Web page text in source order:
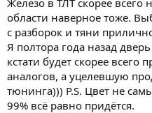
области наверное тоже.
с разборок и тяни
Я полтора года назад
кстати будет скорее
аналогов, а уцелевшую
тюнинга))) P.S. Цвет не
99% всё равно придётся.